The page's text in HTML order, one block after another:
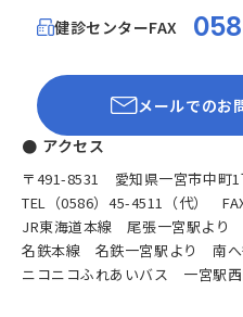
健診センターFAX
メールでのお
● アクセス
〒491-8531 愛知県一宮市中町1
TEL（0586）45-4511（代）
JR東海道本線 尾張一宮駅より
名鉄本線 名鉄一宮駅より 南へ
ニコニコふれあいバス 一宮駅